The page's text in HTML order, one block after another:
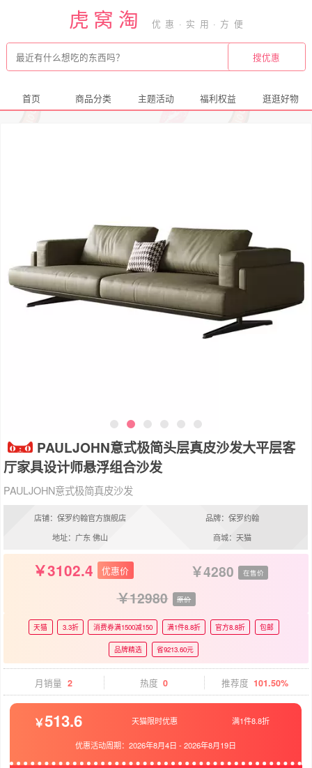
虎窝淘
首页 商品分类 主题活动 福利权益 逛逛好物
PAULJOHN意式极简头层真皮沙发大平层客
厅家具设计师悬浮组合沙发
PAULJOHN意式极简真皮沙发
店铺：保罗约翰官方旗舰店
品牌：保罗约翰
地址：广东 佛山
商城：天猫
3102.4 优惠价 4280 在售价
12980 原价
天猫 3.3折 消费券满1500减150 满1件8.8折 官方8.8折 包邮
品牌精选 省9213.60元
月销量 2 热度 0 推荐度 101.50%
513.6 天猫限时优惠 满1件8.8折
优惠活动周期：2026年8月4日 -2026年8月19日